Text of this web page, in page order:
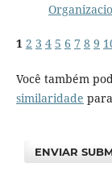
1 2 3 4 5 6 7 8 9
Você também
similaridade
ENVIAR